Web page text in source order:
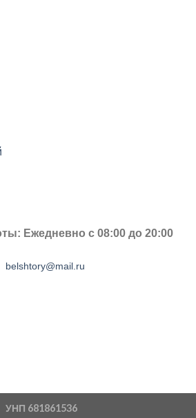
Ежедневно с 08:00 до 20:00
belshtory@mail.ru
УНП 681861536